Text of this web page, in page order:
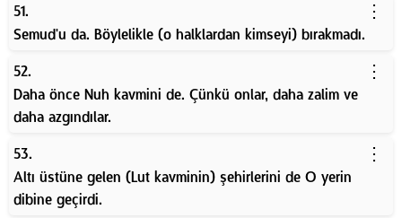
51. ⋮
Semud'u da. Böylelikle (o halklardan kimseyi) bırakmadı.
52. ⋮
Daha önce Nuh kavmini de. Çünkü onlar, daha zalim ve
daha azgındılar.
53. ⋮
Altı üstüne gelen (Lut kavminin) şehirlerini de O yerin
dibine geçirdi.